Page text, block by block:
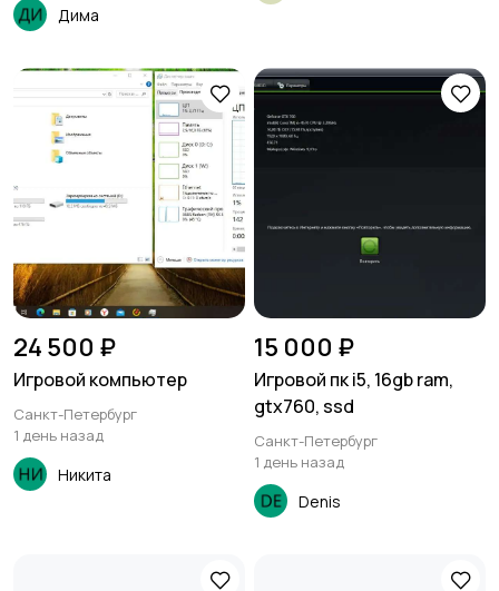
Дима
24 500 ₽
Игровой компьютер
Санкт-Петербург
1 день назад
Никита
15 000 ₽
Игровой пк i5, 16gb ram,
gtx760, ssd
Санкт-Петербург
1 день назад
Denis